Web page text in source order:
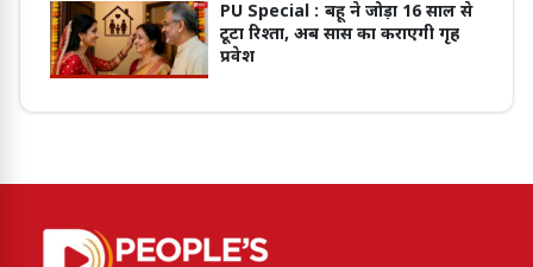
PU Special : बहू ने जोड़ा 16 साल से
टूटा रिश्ता, अब सास का कराएगी गृह
प्रवेश